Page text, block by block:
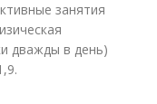
занятия
дважды в день)